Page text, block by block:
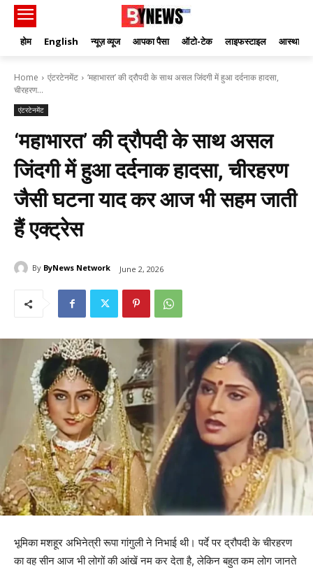
होम English न्यूज़ व्यूज आपका पैसा ऑटो-टेक लाइफस्टाइल आस्था
Home एंटरटेनमेंट
‘महाभारत’ की द्रौपदी के साथ असल जिंदगी में हुआ दर्दनाक हादसा,
चीरहरण...
एंटरटेनमेंट
‘महाभारत’ की द्रौपदी के साथ असल
जिंदगी में हुआ दर्दनाक हादसा, चीरहरण
जैसी घटना याद कर आज भी सहम जाती
हैं एक्ट्रेस
By ByNews Network June 2, 2026
भूमिका मशहूर अभिनेत्री रूपा गांगुली ने निभाई थी। पर्दे पर द्रौपदी के चीरहरण
का वह सीन आज भी लोगों की आंखें नम कर देता है, लेकिन बहुत कम लोग जानते